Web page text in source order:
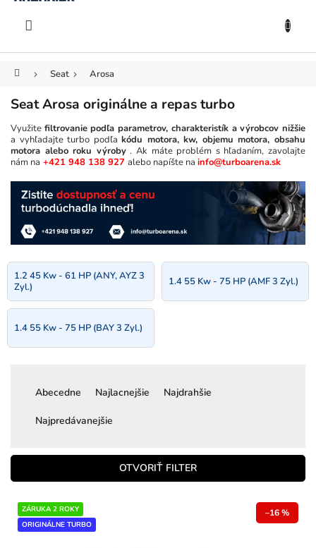
Prejsť
obsah
DomovSeat Arosa
Seat Arosa originálne a repas turbo
Využite filtrovanie podľa parametrov, charakteristík a výrobcov nižšie
a vyhľadajte turbo podľakódu motora, kw, objemu motora, obsahu
motora alebo roku výroby. Ak máte problém s hľadaním, zavolajte
nám na +421 948 138 927 alebo napíšte na info@turboarena.sk
1.2 45 Kw - 61 HP (ANY, AYZ 3
Zyl.)
1.4 55 Kw - 75 HP (AMF 3 Zyl.)
1.4 55 Kw - 75 HP (BAY 3 Zyl.)
i
p
r
o
d
Abecedne Najlacnejšie Najdrahšie
Najpredávanejšie
OTVORIŤ FILTER
V
p
ZÁRUKA 2 ROKY
ORIGINÁLNE TURBO
–16 %